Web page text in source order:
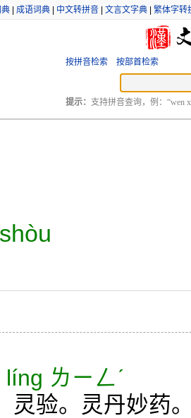
成语词典 中文转拼音 文言文字典 繁体字转
按拼音检索 按部首检索
提示： 支持拼音查询，例：“wen
líng ㄌㄧㄥˊ
灵验。灵丹妙药